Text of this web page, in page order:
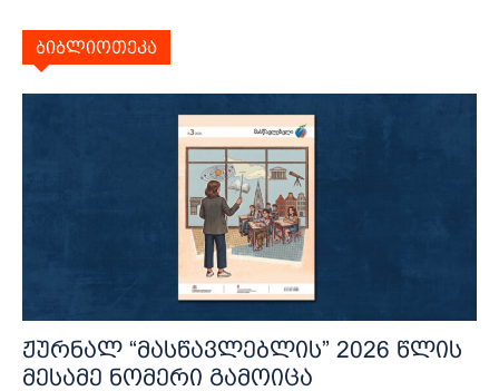
ბიბლიოთეკა
ჟურნალ “მასწავლებლის” 2026 წლის
მესამე ნომერი გამოიცა